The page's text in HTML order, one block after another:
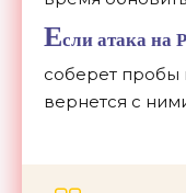
Если атака на
соберет пробы
вернется с